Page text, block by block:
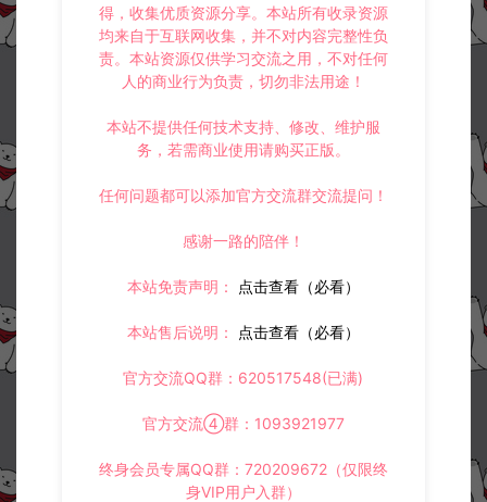
三网H5益智游戏【猫咪村庄H5】12月最新整理Linux手工服务端+Win一键服务端+解压即玩+简易安卓客户端+详细搭建教程
得，收集优质资源分享。本站所有收录资源
均来自于互联网收集，并不对内容完整性负
责。本站资源仅供学习交流之用，不对任何
人的商业行为负责，切勿非法用途！
本站不提供任何技术支持、修改、维护服
务，若需商业使用请购买正版。
任何问题都可以添加官方交流群交流提问！
感谢一路的陪伴！
本站免责声明： 点击查看（必看）
本站售后说明： 点击查看（必看）
官方交流QQ群：620517548(已满)
官方交流④群：1093921977
终身会员专属QQ群：720209672（仅限终
身VIP用户入群）